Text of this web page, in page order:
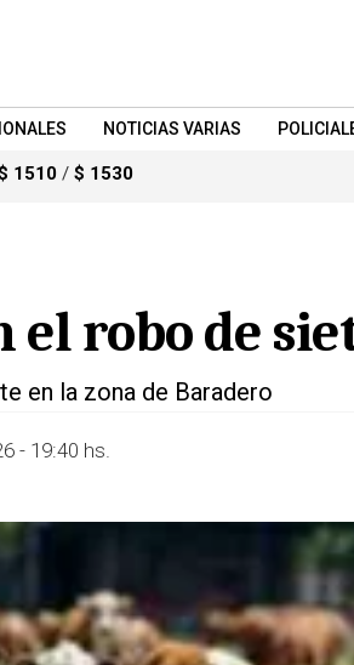
NOTICIAS VARIAS
1510 / $ 1530
el robo de
en la zona de Baradero
- 19:40 hs.